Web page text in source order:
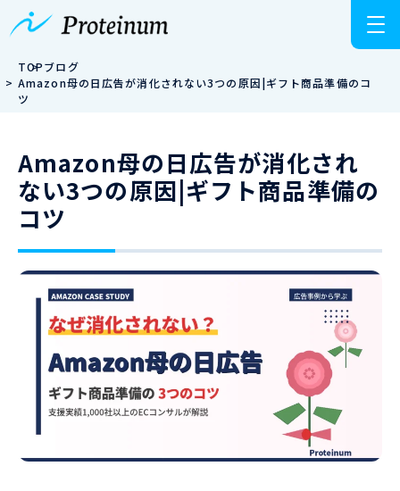
TOPブログ
Amazon母の日広告が消化されない3つの原因|ギフト商品準備のコ
ツ
Amazon母の日広告が消化され
ない3つの原因|ギフト商品準備の
コツ